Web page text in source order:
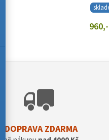
DOPRAVA ZDARMA